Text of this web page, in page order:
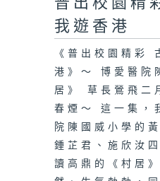
of
0
seconds
我遊香港
《普出校園精彩
港》～ 博愛醫院
居》 草長鶯飛二
春煙～ 這一集，
院陳國威小學的
鍾芷君、施欣汝
讀高鼎的《村居